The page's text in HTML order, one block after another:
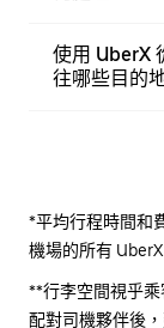
使用 UberX
往哪些目的
*平均行程時間和
機場的所有
**行李空間視乎
配對司機夥伴後